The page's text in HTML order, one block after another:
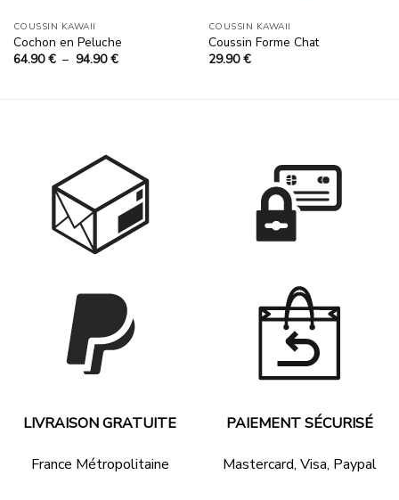
COUSSIN KAWAII
Cochon en Peluche
64.90€ – 94.90€Plage
COUSSIN KAWAII
Coussin Forme Chat
29.90€
LIVRAISON GRATUITE
France Métropolitaine
PAIEMENT SÉCURISÉ
Mastercard, Visa, Paypal